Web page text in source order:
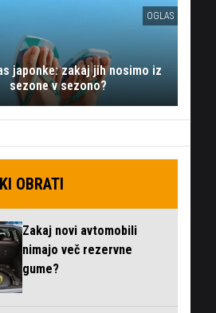
OGLAS
japonke: zakaj jih nosimo iz
sezone v sezono?
OBRATI
Zakaj novi avtomobili
nimajo več rezervne
gume?